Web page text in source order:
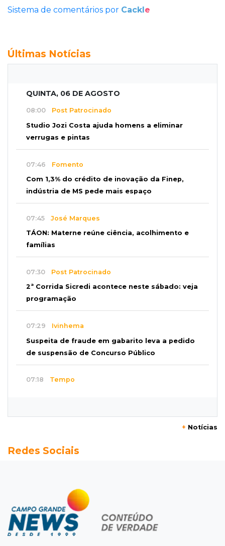
Sistema de comentários por Cackle
Últimas Notícias
QUINTA, 06 DE AGOSTO
08:00 Post Patrocinado
Studio Jozi Costa ajuda homens a eliminar
verrugas e pintas
07:46 Fomento
Com 1,3% do crédito de inovação da Finep,
indústria de MS pede mais espaço
07:45 José Marques
TÁON: Materne reúne ciência, acolhimento e
famílias
07:30 Post Patrocinado
2ª Corrida Sicredi acontece neste sábado: veja
programação
07:29 Ivinhema
Suspeita de fraude em gabarito leva a pedido
de suspensão de Concurso Público
07:18 Tempo
Sapatos de marca e tamanco de Scheila
De improviso à tradição
Cinco famílias iniciaram festa que celebra
raízes bolivianas
+ Notícias
Redes Sociais